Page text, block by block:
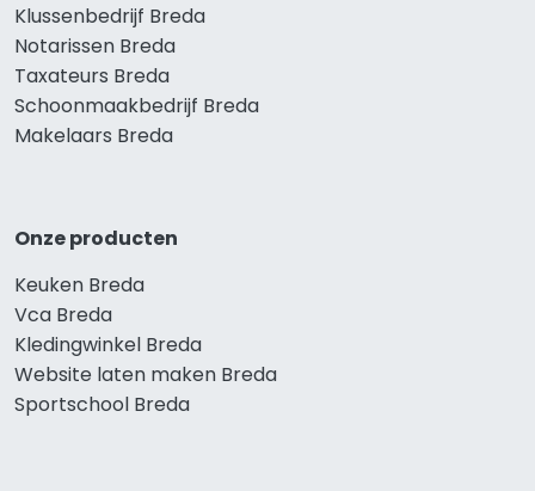
Klussenbedrijf Breda
Notarissen Breda
Taxateurs Breda
Schoonmaakbedrijf Breda
Makelaars Breda
Onze producten
Keuken Breda
Vca Breda
Kledingwinkel Breda
Website laten maken Breda
Sportschool Breda